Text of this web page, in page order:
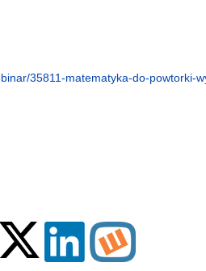
35811-matematyka-do-powtorki-